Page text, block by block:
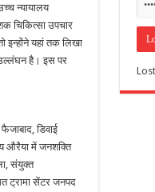
न्यायालय
चिकित्सा उपचार
इन्होंने यहां तक लिखा
उल्लंघन है। इस पर
डिवाई
औरैया में जनशक्ति
संयुक्त
ट्रामा सेंटर जनपद